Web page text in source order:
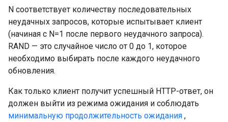
N соответствует количеству последовательных
неудачных запросов, которые испытывает клиент
(начиная с N=1 после первого неудачного запроса).
RAND — это случайное число от 0 до 1, которое
необходимо выбирать после каждого неудачного
обновления.
Как только клиент получит успешный HTTP-ответ, он
должен выйти из режима ожидания и соблюдать
минимальную продолжительность ожидания ,